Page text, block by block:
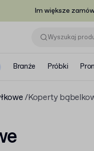
Im większe
Branże Próbki
Koperty